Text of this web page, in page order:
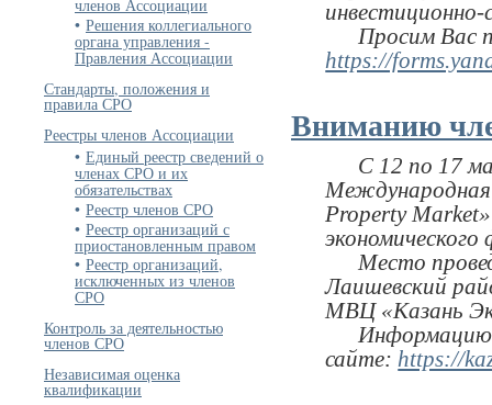
членов Ассоциации
Решения коллегиального
органа управления -
Правления Ассоциации
Стандарты, положения и
правила СРО
Реестры членов Ассоциации
Единый реестр сведений о
членах СРО и их
обязательствах
Реестр членов СРО
Реестр организаций с
приостановленным правом
Реестр организаций,
исключенных из членов
СРО
Контроль за деятельностью
членов СРО
Независимая оценка
квалификации
Просим Вас
https://
Вниманию
С 12 по 17
Property
Место
Лаишевский
МВЦ «Казань
Информацию о
сайте: https://